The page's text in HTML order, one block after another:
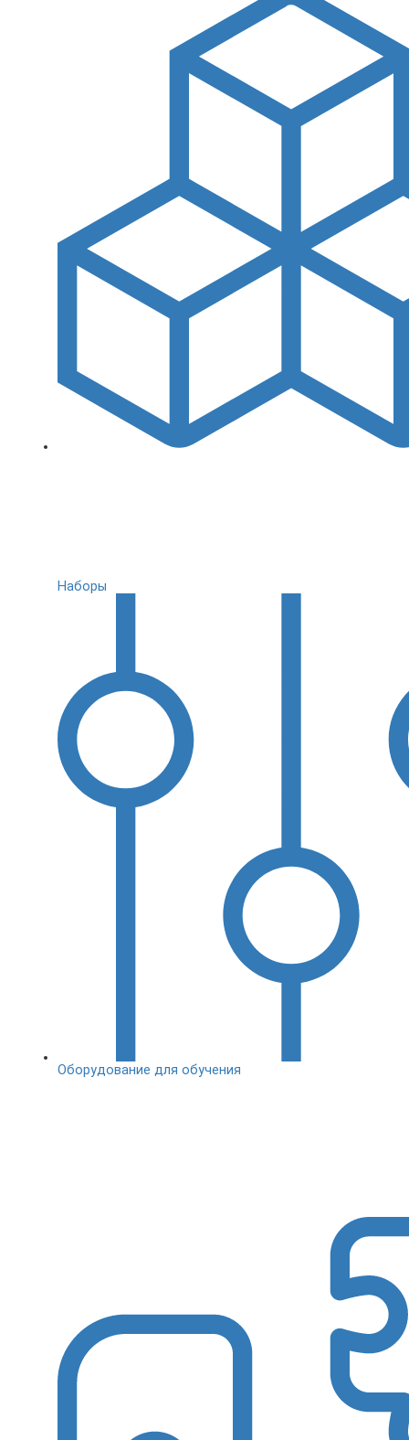
Наборы
Оборудование для обучения